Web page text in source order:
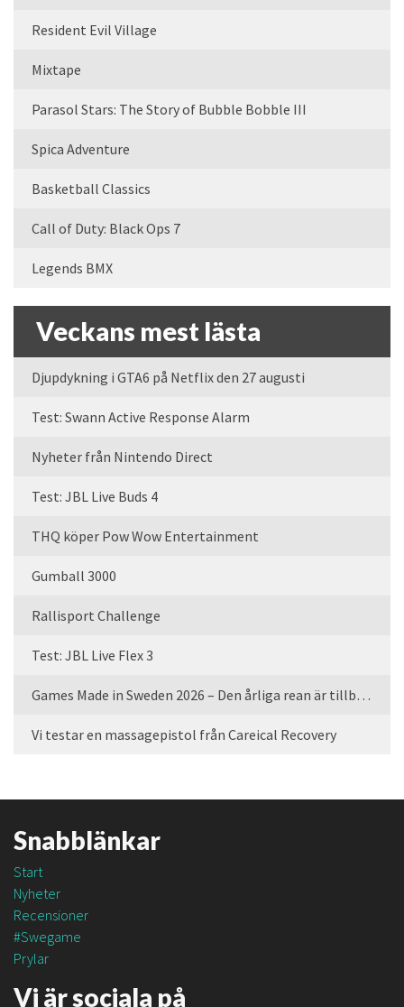
Resident Evil Village
Mixtape
Parasol Stars: The Story of Bubble Bobble III
Spica Adventure
Basketball Classics
Call of Duty: Black Ops 7
Legends BMX
Veckans mest lästa
Djupdykning i GTA6 på Netflix den 27 augusti
Test: Swann Active Response Alarm
Nyheter från Nintendo Direct
Test: JBL Live Buds 4
THQ köper Pow Wow Entertainment
Gumball 3000
Rallisport Challenge
Test: JBL Live Flex 3
Games Made in Sweden 2026 – Den årliga rean är tillbaka
Vi testar en massagepistol från Careical Recovery
Snabblänkar
Start
Nyheter
Recensioner
#Swegame
Prylar
Vi är sociala på